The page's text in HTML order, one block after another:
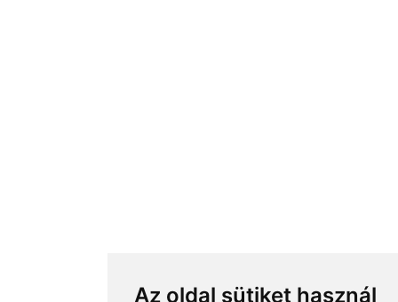
Az oldal sütiket használ